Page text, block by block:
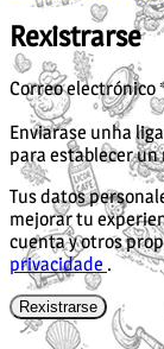
Rexistrarse
Correo electrónico
Enviarase unha
para establecer
Tus datos
mejorar tu
cuenta y otros
privacidade .
Rexistrarse